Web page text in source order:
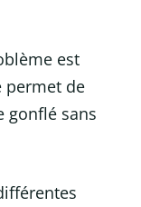
est
permet de
gonflé sans